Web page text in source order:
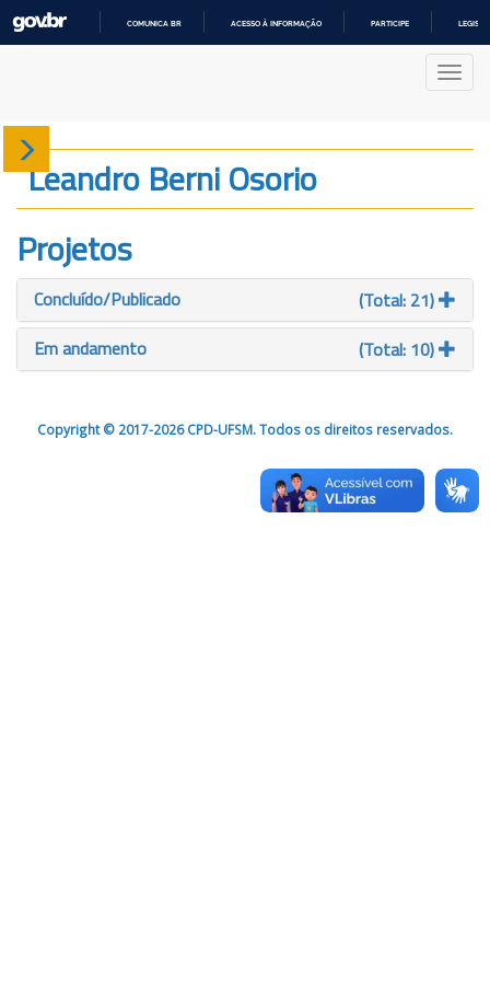
COMUNICA BR ACESSO À INFORMAÇÃO PARTICIPE
Sobre
Produção
Projetos
Gráficos
Leandro Berni Osorio
Projetos
Concluído/Publicado
(Total: 21)
Em andamento
(Total: 10)
Copyright © 2017-2026 CPD-UFSM. Todos os direitos reservados.